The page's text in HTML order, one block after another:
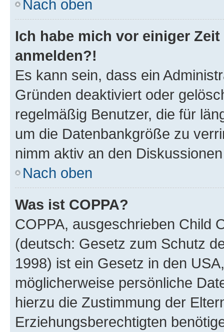
Nach oben
Ich habe mich vor einiger
anmelden?!
Es kann sein, dass ein
Gründen deaktiviert oder
regelmäßig Benutzer, die für
um die Datenbankgröße zu
nimm aktiv an den
Nach oben
Was ist COPPA?
COPPA, ausgeschrieben Child
(deutsch: Gesetz zum Schutz
1998) ist ein Gesetz in den
möglicherweise persönliche
hierzu die Zustimmung der
Erziehungsberechtigten